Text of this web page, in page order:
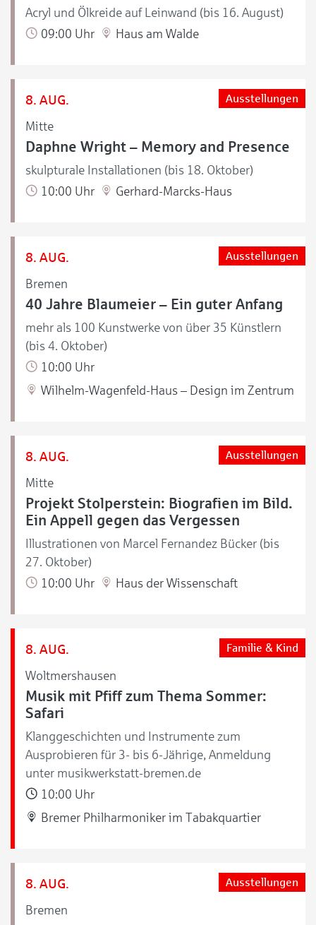
Acryl und Ölkreide auf Leinwand (bis 16. August)
09:00 Uhr
Haus am Walde
8. AUG.
Mitte
Ausstellungen
Daphne Wright – Memory and Presence
skulpturale Installationen (bis 18. Oktober)
10:00 Uhr
Gerhard-Marcks-Haus
8. AUG.
Bremen
Ausstellungen
40 Jahre Blaumeier – Ein guter Anfang
mehr als 100 Kunstwerke von über 35 Künstlern
(bis 4. Oktober)
10:00 Uhr
Wilhelm-Wagenfeld-Haus – Design im Zentrum
8. AUG.
Mitte
Ausstellungen
Projekt Stolperstein: Biografien im Bild.
Ein Appell gegen das Vergessen
Illustrationen von Marcel Fernandez Bücker (bis
27. Oktober)
10:00 Uhr
Haus der Wissenschaft
8. AUG.
Woltmershausen
Familie & Kind
Musik mit Pfiff zum Thema Sommer:
Safari
Klanggeschichten und Instrumente zum
Ausprobieren für 3- bis 6-Jährige, Anmeldung
unter musikwerkstatt-bremen.de
10:00 Uhr
Bremer Philharmoniker im Tabakquartier
8. AUG.
Bremen
Ausstellungen